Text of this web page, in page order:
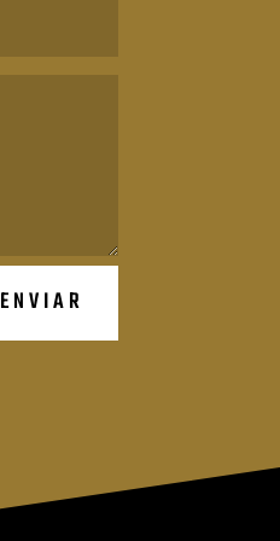
ENVIAR